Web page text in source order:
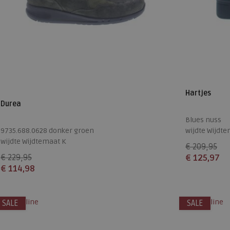
Durea
9735.688.0628 donker groen
wijdte Wijdtemaat K
€ 229,95
€ 114,98
4
Hartjes
Blues nuss
wijdte
€ 209,95
€ 125,97
SALEonline SALE
alleen online